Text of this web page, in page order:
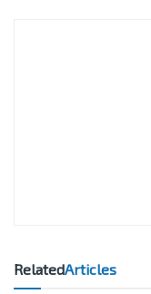
RelatedArticles